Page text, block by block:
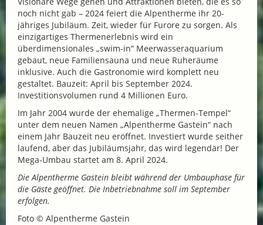
noch nicht gab – 2024 feiert die Alpentherme ihr 20-
jähriges Jubiläum. Zeit, wieder für Furore zu sorgen. Als
einzigartiges Thermenerlebnis wird ein
überdimensionales „swim-in“ Meerwasseraquarium
gebaut, neue Familiensauna und neue Ruheräume
inklusive. Auch die Gastronomie wird komplett neu
gestaltet. Bauzeit: April bis September 2024.
Investitionsvolumen rund 4 Millionen Euro.
Im Jahr 2004 wurde der ehemalige „Thermen-Tempel“
unter dem neuen Namen „Alpentherme Gastein“ nach
einem Jahr Bauzeit neu eröffnet. Investiert wurde seither
laufend, aber das Jubiläumsjahr, das wird legendär! Der
Mega-Umbau startet am 8. April 2024.
Die Alpentherme Gastein bleibt während der Umbauphase für
die Gäste geöffnet. Die Inbetriebnahme soll im September
erfolgen.
Foto © Alpentherme Gastein